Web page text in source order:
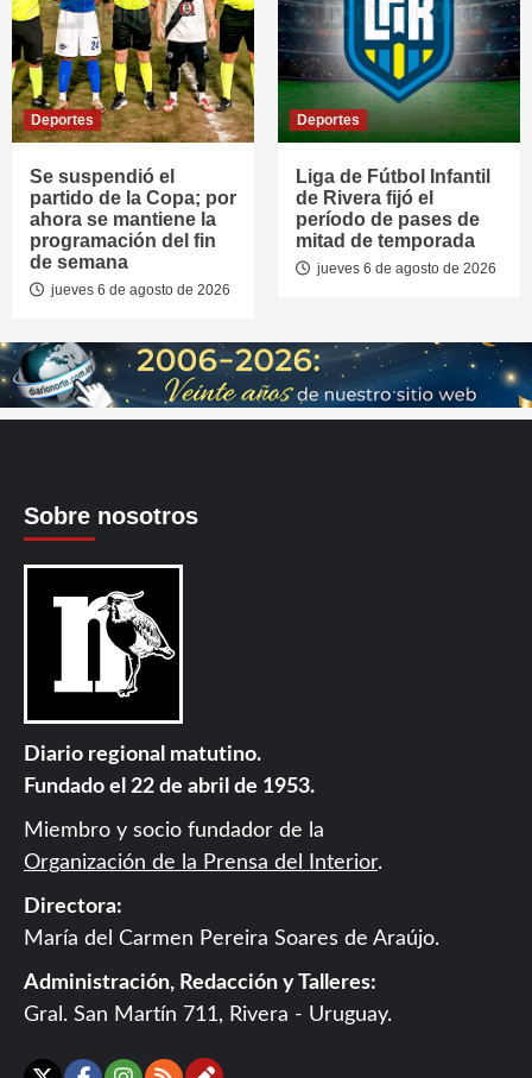
Deportes
Se suspendió el
partido de la Copa; por
ahora se mantiene la
programación del fin
de semana
jueves 6 de agosto de 2026
Deportes
Liga de Fútbol Infantil
de Rivera fijó el
período de pases de
mitad de temporada
jueves 6 de agosto de 2026
Sobre nosotros
Diario regional matutino.
Fundado el 22 de abril de 1953.
Miembro y socio fundador de la
Organización de la Prensa del Interior.
Directora:
María del Carmen Pereira Soares de Araújo.
Administración, Redacción y Talleres:
Gral. San Martín 711, Rivera - Uruguay.